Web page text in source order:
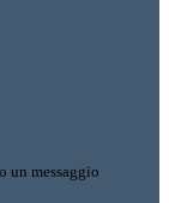
un messaggio